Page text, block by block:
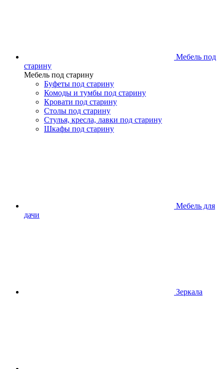
Мебель под
старину
Мебель под старину
Буфеты под старину
Комоды и тумбы под старину
Кровати под старину
Столы под старину
Стулья, кресла, лавки под старину
Шкафы под старину
Мебель для
дачи
Зеркала